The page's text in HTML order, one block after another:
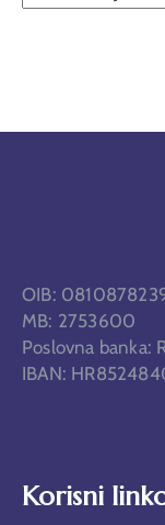
OIB:
MB: 2753600
Poslovna banka:
IBAN:
Korisni